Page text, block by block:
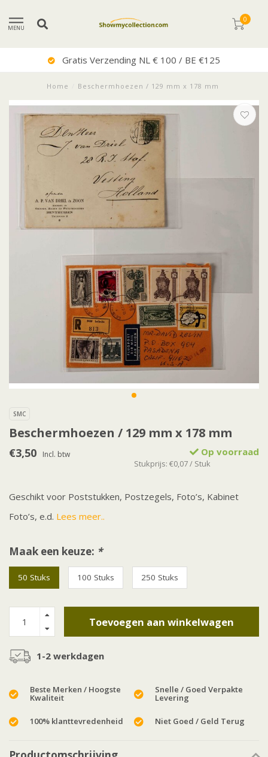
MENU
0
/ BE €125
Home Beschermhoezen / 129 mm x 178 mm
SMC
Beschermhoezen / 129 mm x 178 mm
€3,50 Incl. btw Op voorraad
Stukprijs: €0,07 / Stuk
Geschikt voor Poststukken, Postzegels, Foto’s, Kabinet
Foto’s, e.d. Lees meer..
Maak een keuze: *
50 Stuks 100 Stuks 250 Stuks
Toevoegen aan winkelwagen
1-2 werkdagen
Beste Merken / Hoogste
Kwaliteit
Snelle / Goed Verpakte
Levering
100% klanttevredenheid Niet Goed / Geld Terug